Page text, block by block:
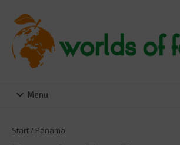
Menu
Start/ Panama